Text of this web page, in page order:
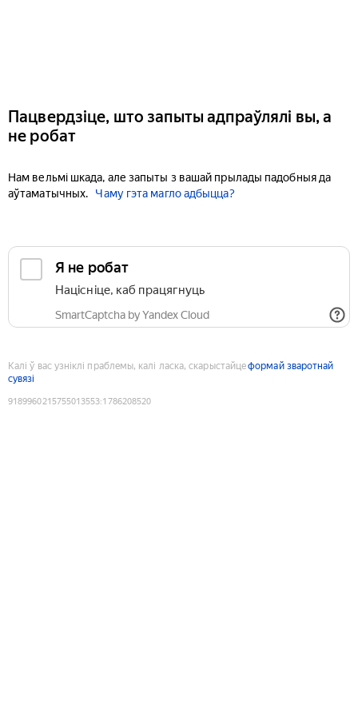
Пацвердзіце, што запыты адпраўлялі вы, а
не робат
Нам вельмі шкада, але запыты з вашай прылады падобныя да
аўтаматычных.
Чаму гэта магло адбыцца?
Я не робат
Націсніце, каб працягнуць
SmartCaptcha by Yandex Cloud
Калі ў вас узніклі праблемы, калі ласка, скарыстайцеформай зваротнай
сувязі
9189960215755013553:1786208520